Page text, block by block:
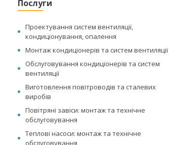
Послуги
Проектування систем вентиляції,
кондиціонування, опалення
Монтаж кондиціонерів та систем вентиляції
Обслуговування кондиціонерів та систем
вентиляції
Виготовлення повітроводів та сталевих
виробів
Повітряні завіси: монтаж та технічне
обслуговування
Теплові насоси: монтаж та технічне
обслуговування